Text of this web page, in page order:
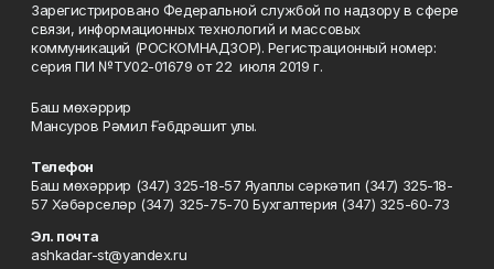
Зарегистрировано Федеральной службой по надзору в сфере
связи, информационных технологий и массовых
коммуникаций (РОСКОМНАДЗОР). Регистрационный номер:
серия ПИ №ТУ02-01679 от 22 июля 2019 г.
Баш мөхәррир
Мансуров Рәмил Ғәбдрәшит улы.
Телефон
Баш мөхәррир (347) 325-18-57 Яуаплы сәркәтип (347) 325-18-
57 Хәбәрселәр (347) 325-75-70 Бухгалтерия (347) 325-60-73
Эл. почта
ashkadar-st@yandex.ru